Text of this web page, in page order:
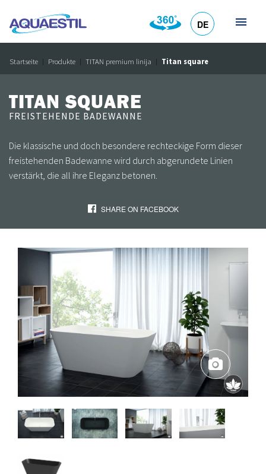
DE
Startseite Produkte TITAN premium linija Titan square
TITAN SQUARE
FREISTEHENDE BADEWANNE
Die klassische und doch besondere rechteckige Form dieser
freistehenden Badewanne wird durch abgerundete Linien
verstärkt, die all ihre Eleganz betonen.
SHARE ON FACEBOOK